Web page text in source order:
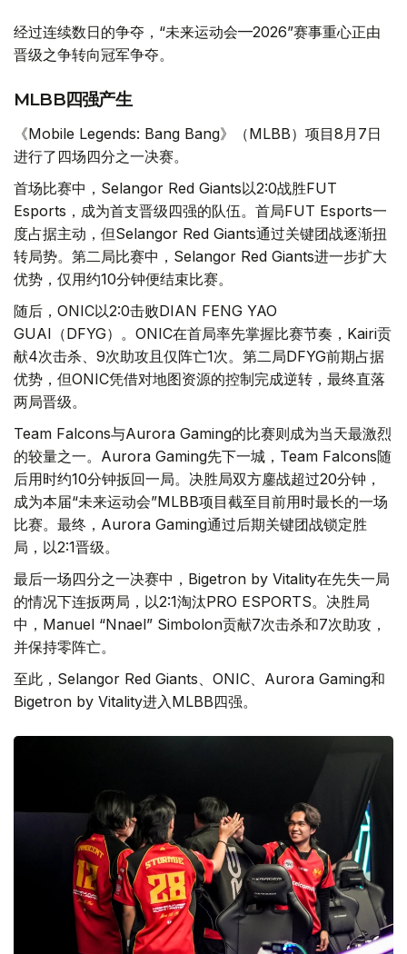
经过连续数日的争夺，“未来运动会—2026”赛事重心正由
晋级之争转向冠军争夺。
MLBB四强产生
《Mobile Legends: Bang Bang》（MLBB）项目8月7日
进行了四场四分之一决赛。
首场比赛中，Selangor Red Giants以2:0战胜FUT
Esports，成为首支晋级四强的队伍。首局FUT Esports一
度占据主动，但Selangor Red Giants通过关键团战逐渐扭
转局势。第二局比赛中，Selangor Red Giants进一步扩大
优势，仅用约10分钟便结束比赛。
随后，ONIC以2:0击败DIAN FENG YAO
GUAI（DFYG）。ONIC在首局率先掌握比赛节奏，Kairi贡
献4次击杀、9次助攻且仅阵亡1次。第二局DFYG前期占据
优势，但ONIC凭借对地图资源的控制完成逆转，最终直落
两局晋级。
Team Falcons与Aurora Gaming的比赛则成为当天最激烈
的较量之一。Aurora Gaming先下一城，Team Falcons随
后用时约10分钟扳回一局。决胜局双方鏖战超过20分钟，
成为本届“未来运动会”MLBB项目截至目前用时最长的一场
比赛。最终，Aurora Gaming通过后期关键团战锁定胜
局，以2:1晋级。
最后一场四分之一决赛中，Bigetron by Vitality在先失一局
的情况下连扳两局，以2:1淘汰PRO ESPORTS。决胜局
中，Manuel “Nnael” Simbolon贡献7次击杀和7次助攻，
并保持零阵亡。
至此，Selangor Red Giants、ONIC、Aurora Gaming和
Bigetron by Vitality进入MLBB四强。